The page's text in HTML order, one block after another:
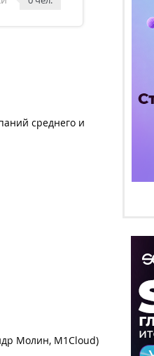
среднего и
Молин, M1Cloud)